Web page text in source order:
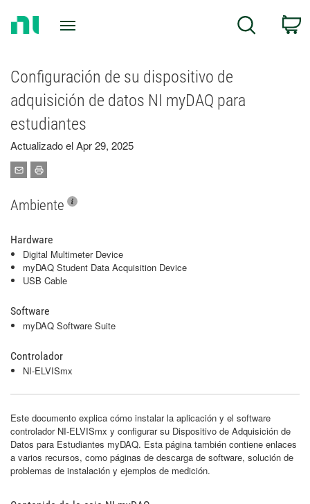
Search
Configuración de su dispositivo de
adquisición de datos NI myDAQ para
estudiantes
Actualizado el Apr 29, 2025
Ambiente
Hardware
Digital Multimeter Device
myDAQ Student Data Acquisition Device
USB Cable
Software
myDAQ Software Suite
Controlador
NI-ELVISmx
Este documento explica cómo instalar la aplicación y el software
controlador NI-ELVISmx y configurar su Dispositivo de Adquisición de
Datos para Estudiantes myDAQ. Esta página también contiene enlaces
a varios recursos, como páginas de descarga de software, solución de
problemas de instalación y ejemplos de medición.